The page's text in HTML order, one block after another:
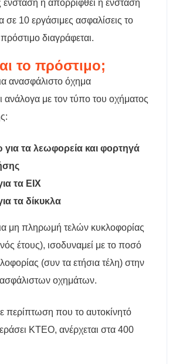
ένσταση ή απορριφθεί η ένστασή
10 εργάσιμες ασφαλίσεις το
διαγράφεται.
το πρόστιμο;
ανασφάλιστο όχημα
ανάλογα με τον τύπο του οχήματος
για τα λεωφορεία και φορτηγά
τα ΕΙΧ
τα δίκυκλα
μη πληρωμή τελών κυκλοφορίας
έτους), ισοδυναμεί με το ποσό
(συν τα ετήσια τέλη) στην
οχημάτων.
περίπτωση που το αυτοκίνητό
ΚΤΕΟ, ανέρχεται στα 400